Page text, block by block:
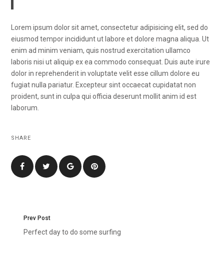
Lorem ipsum dolor sit amet, consectetur adipisicing elit, sed do
eiusmod tempor incididunt ut labore et dolore magna aliqua. Ut
enim ad minim veniam, quis nostrud exercitation ullamco
laboris nisi ut aliquip ex ea commodo consequat. Duis aute irure
dolor in reprehenderit in voluptate velit esse cillum dolore eu
fugiat nulla pariatur. Excepteur sint occaecat cupidatat non
proident, sunt in culpa qui officia deserunt mollit anim id est
laborum.
SHARE
Prev Post
Perfect day to do some surfing